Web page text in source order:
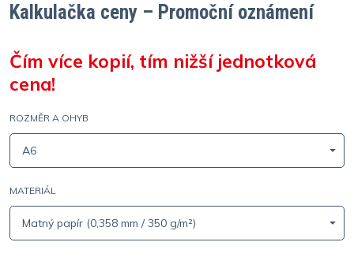
Kalkulačka ceny – Promoční oznámení
Čím více kopií, tím nižší jednotková
cena!
ROZMĚR A OHYB
A6
MATERIÁL
Matný papír (0,358 mm / 350 g/m²)